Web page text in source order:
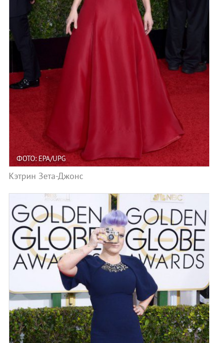
ФОТО: EPA/UPG
Кэтрин Зета-Джонс